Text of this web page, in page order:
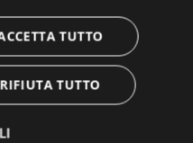
TUTTO
RIFIUTA TUTTO